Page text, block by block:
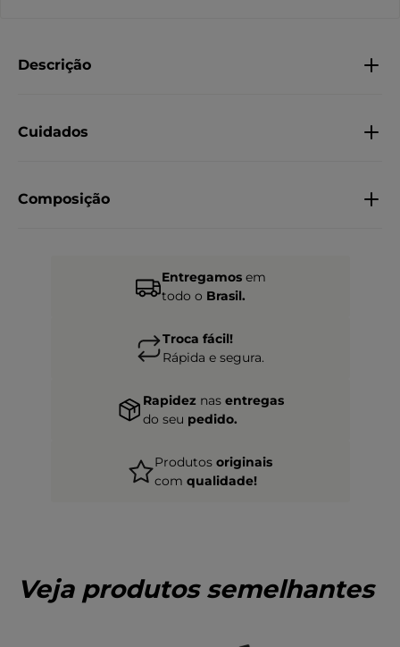
Descrição
Cuidados
Composição
Entregamosem
todo o Brasil.
Troca fácil!
Rápida e segura.
Rapidez nas entregas
do seu pedido.
Produtos originais
com qualidade!
Veja produtos semelhantes